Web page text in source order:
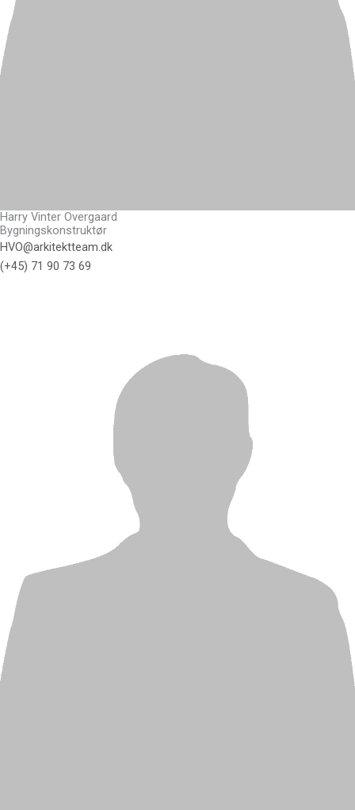
Harry Vinter Overgaard
Bygningskonstruktør
HVO@arkitektteam.dk
(+45) 71 90 73 69